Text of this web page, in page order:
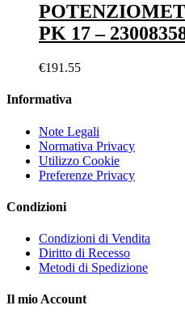
PK 17 –
€191.55
Informativa
Note Legali
Normativa Privacy
Utilizzo Cookie
Preferenze Privacy
Condizioni
Condizioni di Vendita
Diritto di Recesso
Metodi di Spedizione
Il mio Account